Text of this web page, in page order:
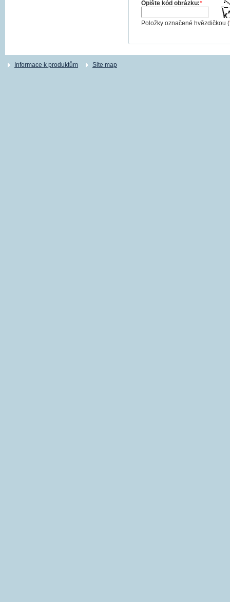
Opište kód obrázku:*
Položky označené hvězdičkou (
Informace k produktům Site map